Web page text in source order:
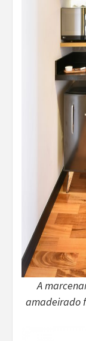
A
amadeirado